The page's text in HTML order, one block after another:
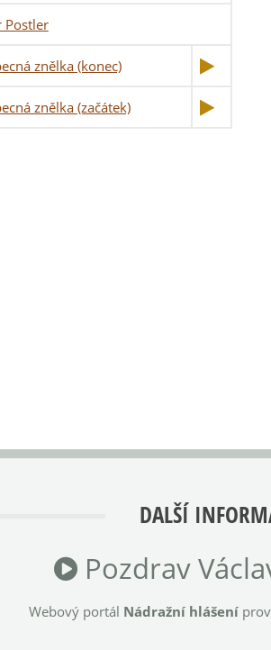
Postler
znělka (konec)
znělka (začátek)
DALŠÍ
Pozdrav
Webový portál Nádražní hlášení